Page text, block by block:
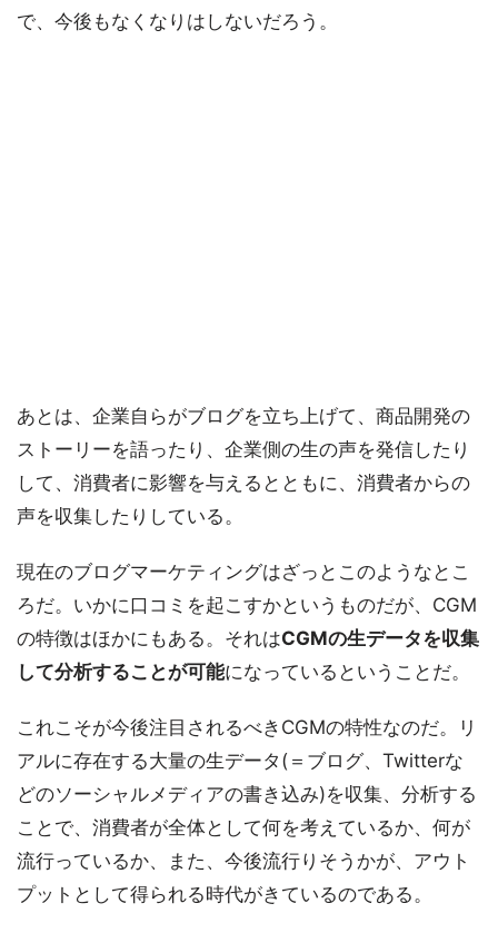
で、今後もなくなりはしないだろう。
あとは、企業自らがブログを立ち上げて、商品開発の
ストーリーを語ったり、企業側の生の声を発信したり
して、消費者に影響を与えるとともに、消費者からの
声を収集したりしている。
現在のブログマーケティングはざっとこのようなとこ
ろだ。いかに口コミを起こすかというものだが、CGM
の特徴はほかにもある。それはCGMの生データを収集
して分析することが可能になっているということだ。
これこそが今後注目されるべきCGMの特性なのだ。リ
アルに存在する大量の生データ(＝ブログ、Twitterな
どのソーシャルメディアの書き込み)を収集、分析する
ことで、消費者が全体として何を考えているか、何が
流行っているか、また、今後流行りそうかが、アウト
プットとして得られる時代がきているのである。